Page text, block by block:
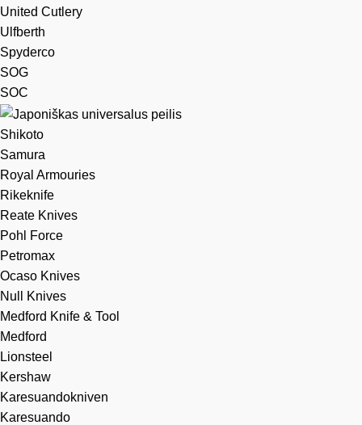
United Cutlery
Ulfberth
Spyderco
SOG
SOC
Shikoto
Samura
Royal Armouries
Rikeknife
Reate Knives
Pohl Force
Petromax
Ocaso Knives
Null Knives
Medford Knife & Tool
Medford
Lionsteel
Kershaw
Karesuandokniven
Karesuando